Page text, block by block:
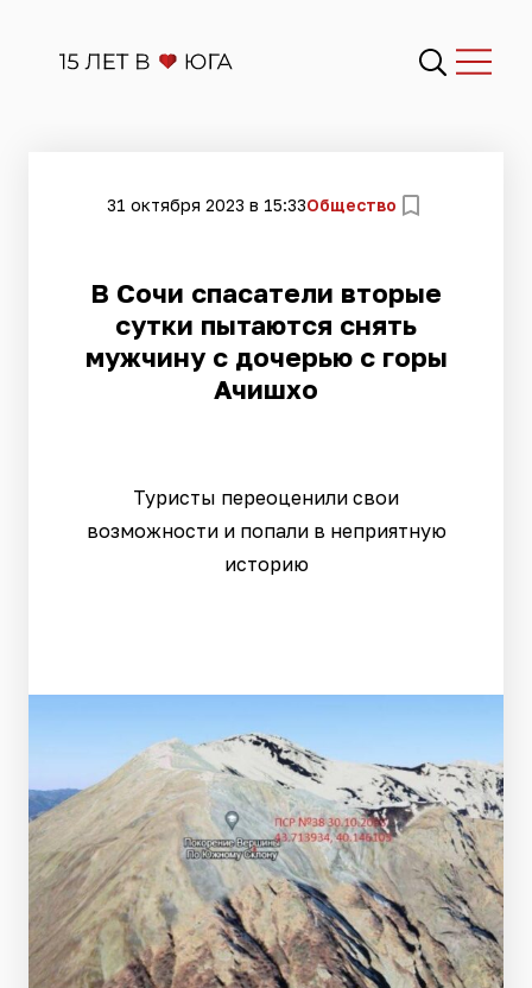
31 октября 2023 в 15:33Общество
В Сочи спасатели вторые
сутки пытаются снять
мужчину с дочерью с горы
Ачишхо
Туристы переоценили свои
возможности и попали в неприятную
историю